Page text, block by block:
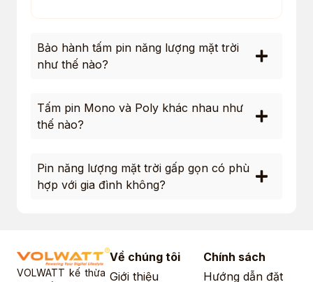
Bảo hành tấm pin năng lượng mặt trời
như thế nào?
Tấm pin Mono và Poly khác nhau như
thế nào?
Pin năng lượng mặt trời gấp gọn có phù
hợp với gia đình không?
VOLWATT kế thừa
Về chúng tôi
Giới thiệu
Chính sách
Hướng dẫn đặt